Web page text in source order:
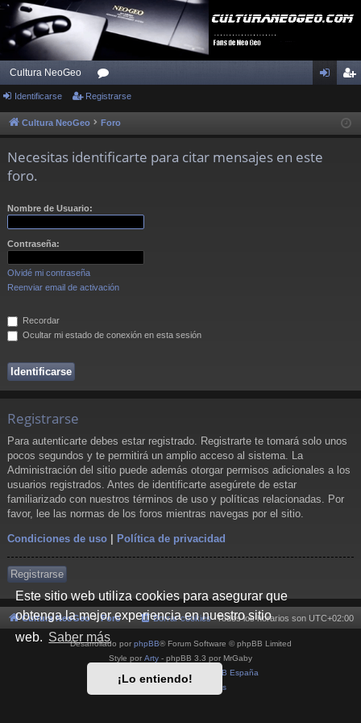
Este sitio web utiliza cookies para asegurar que
obtenga la mejor experiencia en nuestro sitio
web. Saber más
¡Lo entiendo!
Cultura NeoGeo
or
os ist
Identificarse Registrarse
Cultura NeoGeo Foro
Necesitas identificarte para citar mensajes en este
foro.
Nombre de Usuario:
Contraseña:
Olvidé mi contraseña
Reenviar email de activación
Recordar
Ocultar mi estado de conexión en esta sesión
Registrarse
Para autenticarte debes estar registrado. Registrarte te tomará solo unos
pocos segundos y te permitirá un amplio acceso al sistema. La
Administración del sitio puede además otorgar permisos adicionales a los
usuarios registrados. Antes de identificarte asegúrete de estar
familiarizado con nuestros términos de uso y políticas relacionadas. Por
favor, lee las normas de los foros mientras navegas por el sitio.
Condiciones de uso Política de privacidad
Registrarse
Cultura NeoGeo Foro Todos los horarios son UTC+02:00
Borrar cookies
Desarrollado por phpBB® Forum Software © phpBB Limited
Style por Arty - phpBB 3.3 por MrGaby
phpBB España
Condiciones